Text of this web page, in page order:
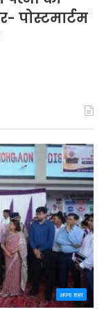
पोस्टमार्टम
अपना शहर